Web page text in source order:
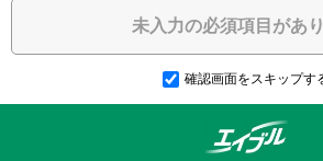
未入力の必須項目があ
確認画面をスキップす